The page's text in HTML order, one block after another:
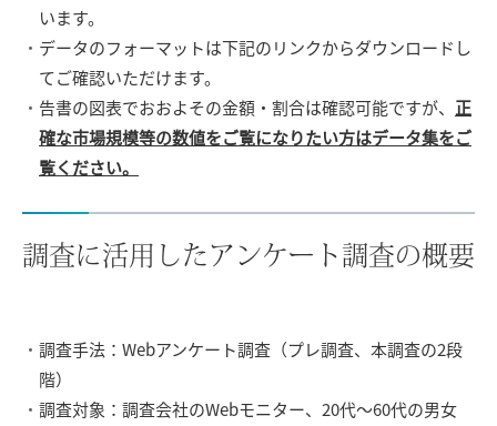
います。
データのフォーマットは下記のリンクからダウンロードし
てご確認いただけます。
告書の図表でおおよその金額・割合は確認可能ですが、 正
確な市場規模等の数値をご覧になりたい方はデータ集をご
覧ください。
調査に活用したアンケート調査の概要
調査手法：Webアンケート調査（プレ調査、本調査の2段
階）
調査対象：調査会社のWebモニター、20代～60代の男女